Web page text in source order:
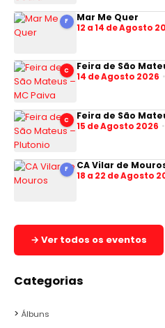
F Mar Me Quer
12 a 14 de Agosto
C Feira de São
14 de Agosto 2026
C Feira de São
15 de Agosto 2026
F CA Vilar de
18 a 22 de Agosto
→ Ver todos os eventos
Categorias
Álbuns